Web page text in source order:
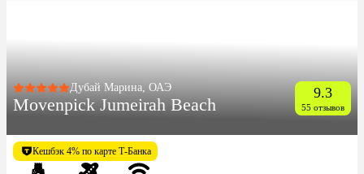
Дубай Марина, ОАЭ
Movenpick Jumeirah Beach
9.3
55 отзывов
Кешбэк 4% по карте Т-Банка